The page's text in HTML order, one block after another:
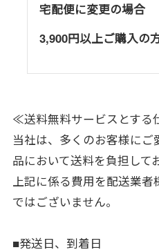
宅配便に変更の場合
3,900円以上ご購入の
≪送料無料サービスとす
当社は、多くのお客様に
品において送料を負担して
上記に係る費用を配送業
ではございません。
■発送日、到着日